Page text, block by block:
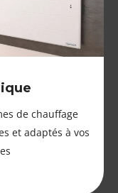
de chauffage
et adaptés à vos